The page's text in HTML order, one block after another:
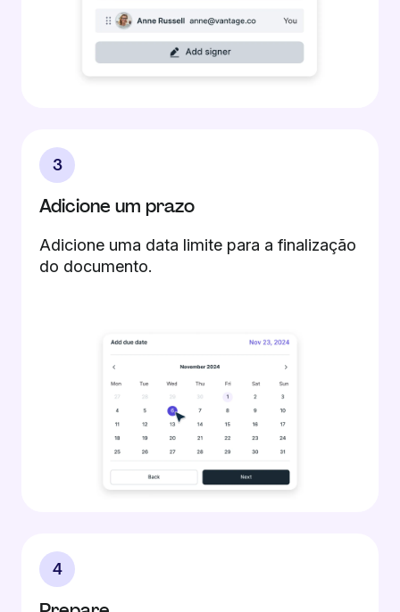
3
Adicione um prazo
Adicione uma data limite para a finalização
do documento.
4